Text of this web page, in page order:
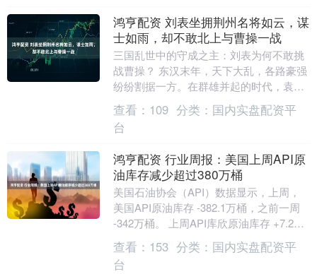
鸿亨配资 刘表坐拥荆州名将如云，谋
士如雨，却不敢北上与曹操一战
三国乱世中的守成之主：刘表为何不敢挑
战曹操？ 东汉末年，天下大乱，各路豪强
纷纷割据一方。在群雄并起的时代，袁
绍、曹操、刘表堪称当时最具实力的三大
诸侯。其中坐拥荆....
查看： 109 分类： 国内实盘配资平
台
鸿亨配资 行业周报：美国上周API原
油库存减少超过380万桶
美国石油协会（API）数据显示，上周，
美国API原油库存 -382.1万桶，之前一周
-342万桶。 上周API库欣原油库存 +7.2万
桶，前值 -37.9万桶....
查看： 153 分类： 国内实盘配资平
台